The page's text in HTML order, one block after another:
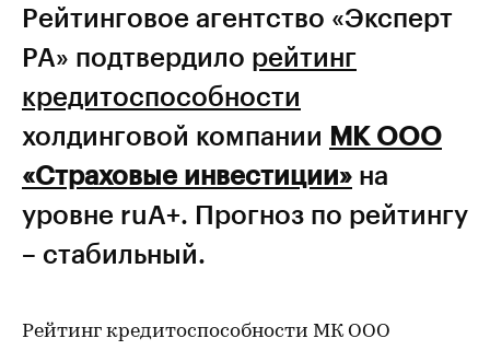
Рейтинговое агентство «Эксперт
РА» подтвердило рейтинг
кредитоспособности
холдинговой компании МК ООО
«Страховые инвестиции» на
уровне ruA+. Прогноз по рейтингу
– стабильный.
Рейтинг кредитоспособности МК ООО